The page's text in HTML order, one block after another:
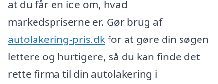
at du får en ide om, hvad
markedspriserne er. Gør brug af
autolakering-pris.dkfor at gøre din søgen
lettere og hurtigere, så du kan finde det
rette firma til din autolakering i